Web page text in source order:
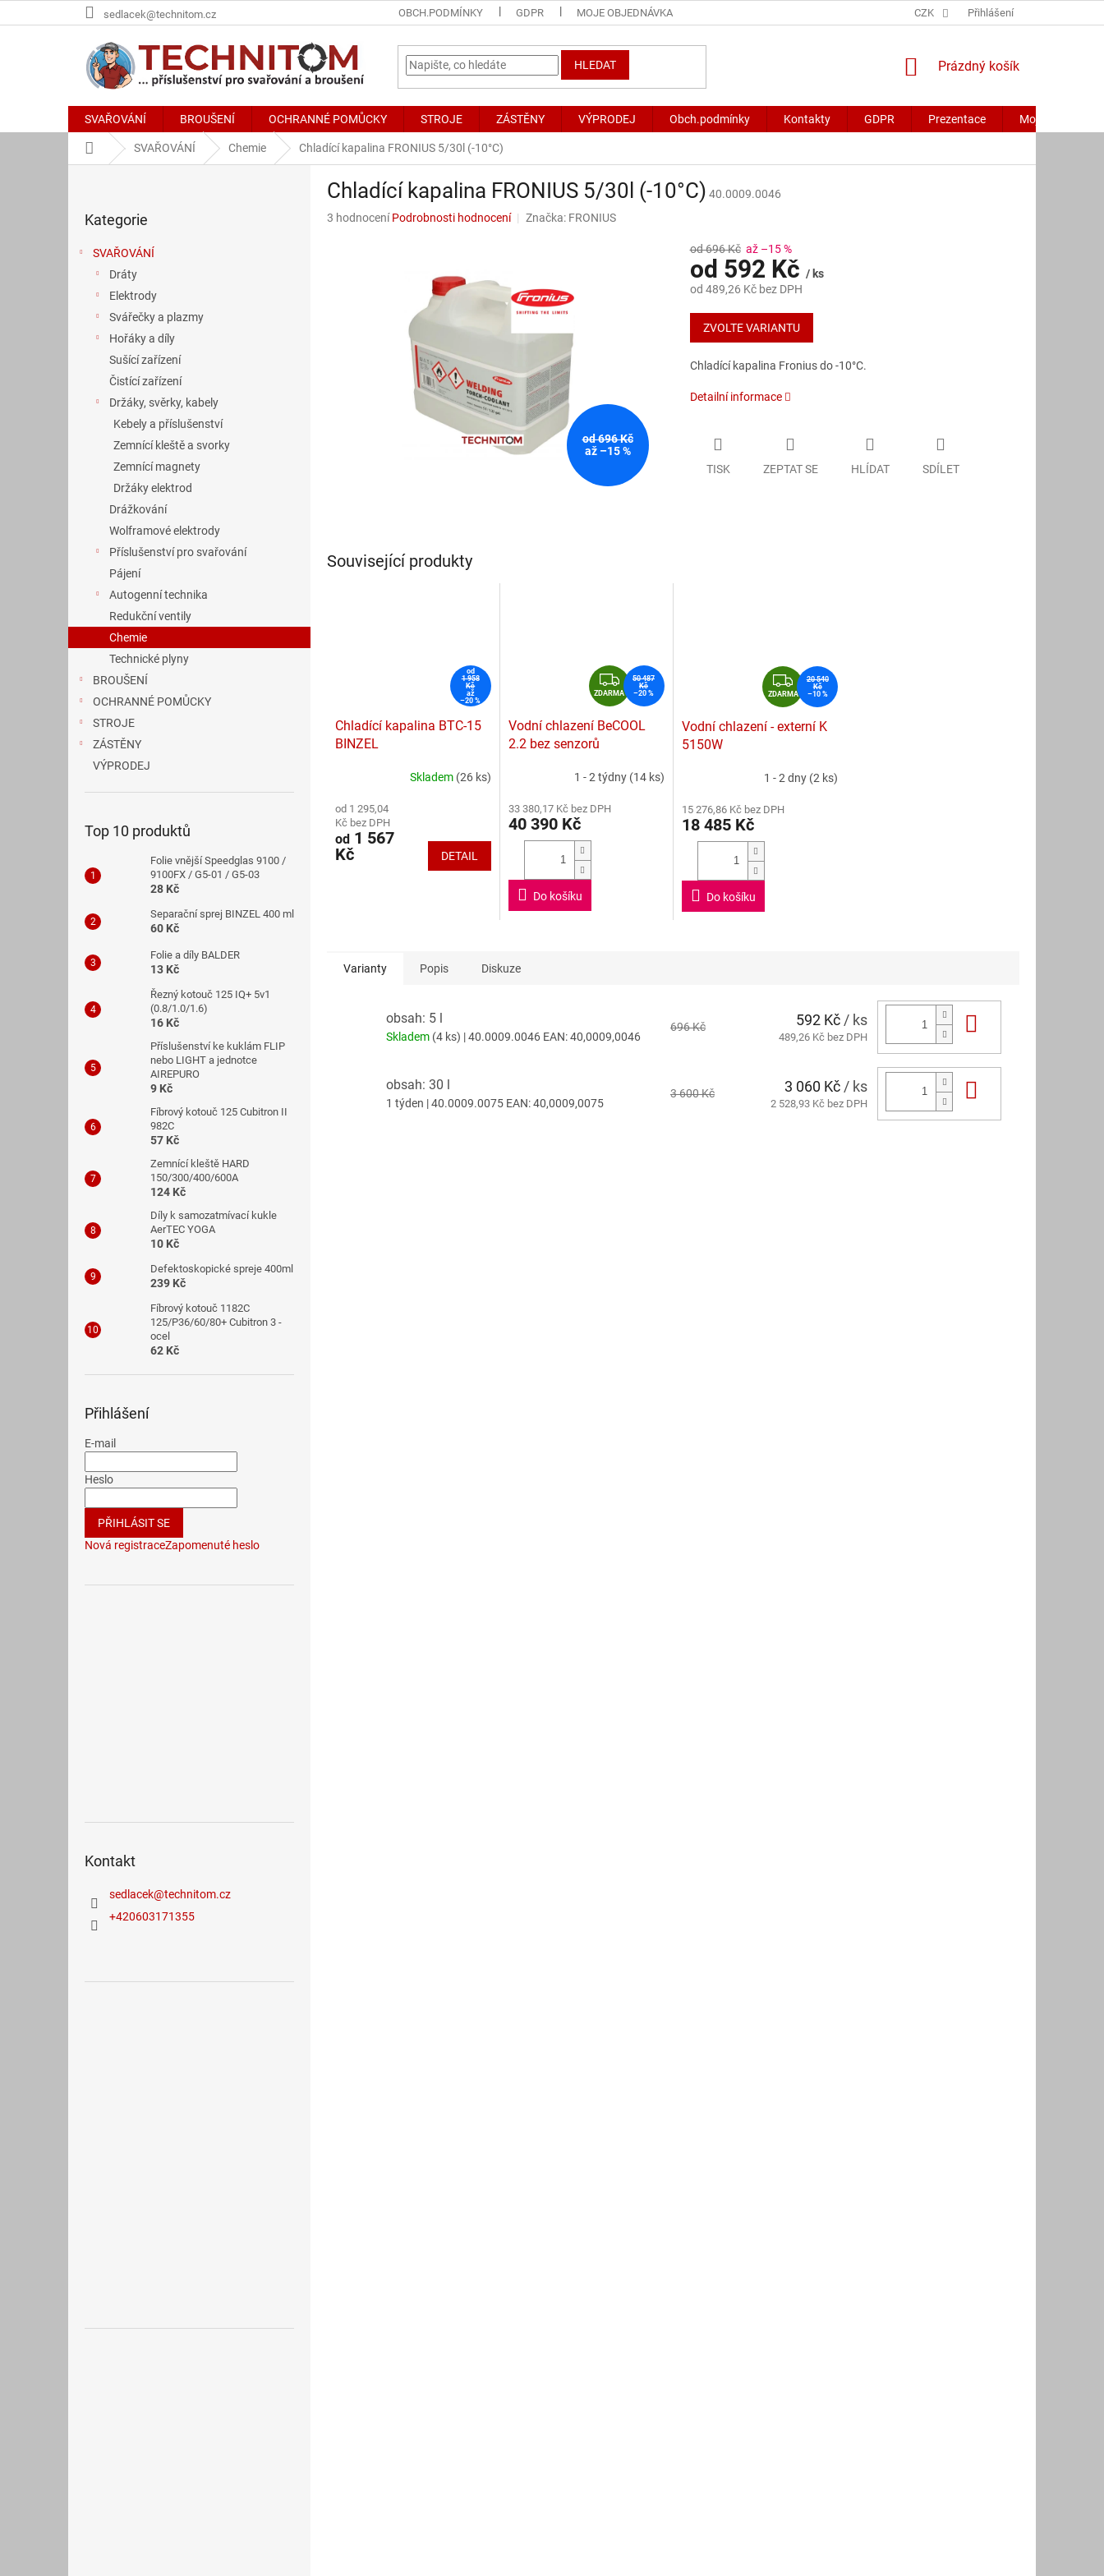
na
sedlacek@technitom.cz OBCH.PODMÍNKY GDPR MOJE OBJEDNÁVKA CZK Přihlášení
HLEDAT
NÁKUPNÍ
Prázdný košík
SVAŘOVÁNÍ BROUŠENÍ OCHRANNÉ POMŮCKY STROJE ZÁSTĚNY VÝPRODEJ Obch.podmínky Kontakty GDPR Prezentace Moje
Domů SVAŘOVÁNÍ Chemie Chladící kapalina FRONIUS 5/30l (-10°C)
kategorie
Kategorie
SVAŘOVÁNÍ
Dráty
Elektrody
Svářečky a plazmy
Hořáky a díly
Sušící zařízení
Čistící zařízení
Držáky, svěrky, kabely
Kebely a příslušenství
Zemnící kleště a svorky
Zemnící magnety
Držáky elektrod
Drážkování
Wolframové elektrody
Příslušenství pro svařování
Pájení
Autogenní technika
Redukční ventily
Chemie
Technické plyny
BROUŠENÍ
OCHRANNÉ POMŮCKY
STROJE
ZÁSTĚNY
VÝPRODEJ
Top 10 produktů
Folie vnější Speedglas 9100 /
9100FX / G5-01 / G5-03
28 Kč
Separační sprej BINZEL 400 ml
60 Kč
Folie a díly BALDER
13 Kč
Řezný kotouč 125 IQ+ 5v1
(0.8/1.0/1.6)
16 Kč
Příslušenství ke kuklám FLIP
nebo LIGHT a jednotce
AIREPURO
9 Kč
Fíbrový kotouč 125 Cubitron II
982C
57 Kč
Zemnící kleště HARD
150/300/400/600A
124 Kč
Díly k samozatmívací kukle
AerTEC YOGA
10 Kč
Defektoskopické spreje 400ml
239 Kč
Fíbrový kotouč 1182C
125/P36/60/80+ Cubitron 3 -
ocel
62 Kč
Přihlášení
E-mail
Heslo
PŘIHLÁSIT SE
Nová registraceZapomenuté heslo
Kontakt
sedlacek@technitom.cz
+420603171355
Chladící kapalina FRONIUS 5/30l (-10°C) 40.0009.0046
Průměrné
3 hodnocení Podrobnosti hodnocení Značka: FRONIUS
od 696 Kč
až –15 %
od 696 Kč až –15 %
od 592 Kč / ks
od 489,26 Kčbez DPH
Měrná
cena:
ZVOLTE VARIANTU
Chladící kapalina Fronius do -10°C.
Detailní informace
TISK ZEPTAT SE HLÍDAT SDÍLET
Související produkty
od
1 958
Kč
až
–20 %
Chladící kapalina BTC-15
BINZEL
produktu
je
4,7
z
Skladem (26 ks)
od 1 295,04
Kč bez DPH
od 1 567
Kč
DETAIL
Z
D
A
A
ZDARMA
50 487
Kč
–20 %
Vodní chlazení BeCOOL
2.2 bez senzorů
produktu
je
hvězdiček.
1 - 2 týdny (14 ks)
33 380,17 Kč bez DPH
40 390 Kč
Do košíku
Z
D
A
A
ZDARMA
20 540
Kč
–10 %
Vodní chlazení - externí K
5150W
produktu
je
hvězdiček.
1 - 2 dny (2 ks)
15 276,86 Kč bez DPH
18 485 Kč
Do košíku
Varianty Popis Diskuze
obsah: 5 l
Skladem (4 ks) | 40.0009.0046 EAN:40,0009,0046
696 Kč 592 Kč / ks
489,26 Kč bez DPH
obsah: 30 l
1 týden | 40.0009.0075 EAN:40,0009,0075
3 600 Kč 3 060 Kč / ks
2 528,93 Kč bez DPH